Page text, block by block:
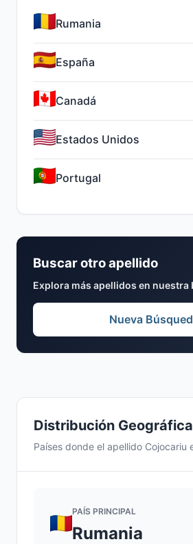
Distribución Geográfica
Países donde el apellido Cojocariu
PAÍS PRINCIPAL
Rumania
Rumania
España
Canadá
Estados Unidos
Portugal
Buscar otro apellido
Explora más apellidos en nuestra
Nueva